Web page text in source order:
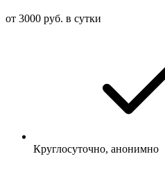
от 3000 руб. в сутки
Круглосуточно, анонимно